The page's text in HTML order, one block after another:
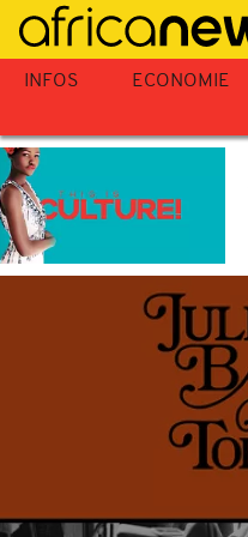
Passer
au
contenu
INFOS ECONOMIE